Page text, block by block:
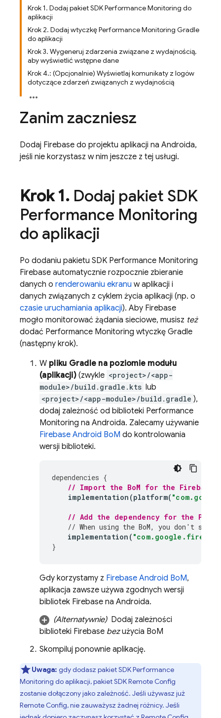
Krok 1. Dodaj pakiet SDK Performance Monitoring do
aplikacji
Krok 2. Dodaj wtyczkę Performance Monitoring Gradle
do aplikacji
Krok 3. Wygeneruj zdarzenia związane z wydajnością,
aby wyświetlić wstępne dane
Krok 4.: (Opcjonalnie) Wyświetlaj komunikaty z logów
dotyczące zdarzeń związanych z wydajnością
Zanim zaczniesz
Dodaj Firebase do projektu aplikacji na Androida,
jeśli nie korzystasz w nim jeszcze z tej usługi.
Krok 1.Dodaj pakiet SDK
Performance Monitoring
do aplikacji
Po dodaniu pakietu SDK Performance Monitoring
Firebase automatycznie rozpocznie zbieranie
danych o renderowaniu ekranu w aplikacji i
danych związanych z cyklem życia aplikacji (np. o
czasie uruchamiania aplikacji). Aby Firebase
mogło monitorować żądania sieciowe, musisz też
dodać Performance Monitoring wtyczkę Gradle
(następny krok).
W pliku Gradle na poziomie modułu
(aplikacji)(zwykle <project>/<app-
module>/build.gradle.kts lub
<project>/<app-module>/build.gradle ),
dodaj zależność od biblioteki Performance
Monitoring na Androida. Zalecamy używanie
Firebase Android BoM do kontrolowania
wersji biblioteki.
dependencies {
// Import the BoM for the Firebase
implementation (platform(
// Add the dependency for the
// When using the BoM, you don't
implementation (
}
Gdy korzystamy z Firebase Android BoM,
aplikacja zawsze używa zgodnych wersji
bibliotek Firebase na Androida.
(Alternatywnie)Dodaj zależności
biblioteki Firebase bezużycia BoM
Skompiluj ponownie aplikację.
Uwaga: gdy dodasz pakiet SDKPerformance
Monitoring do aplikacji, pakiet SDKRemote Config
zostanie dołączony jako zależność. Jeśli używasz już
Remote Config, nie zauważysz żadnej różnicy. Jeśli